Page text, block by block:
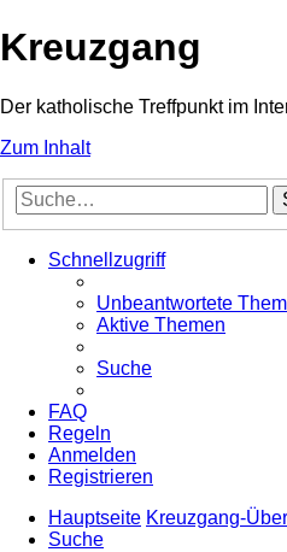
Kreuzgang
Der katholische Treffpunkt im
Zum Inhalt
Schnellzugriff
Unbeantwortete
Aktive Themen
Suche
FAQ
Regeln
Anmelden
Registrieren
Hauptseite Kreuzgang-
Suche